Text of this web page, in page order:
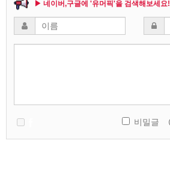
▶ 네이버,구글에 '유머픽'을 검색해보세요!
비밀글